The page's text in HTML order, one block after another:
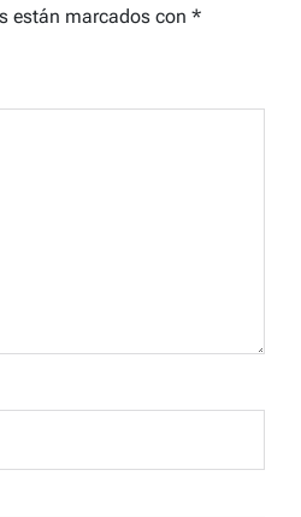
están marcados con *